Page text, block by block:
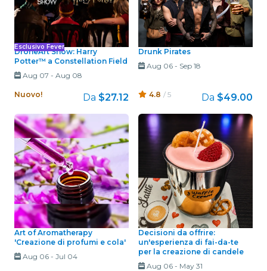
Esclusivo Fever
DroneArt Show: Harry
Potter™ a Constellation Field
Aug 07 - Aug 08
Nuovo! Da $27.12
Drunk Pirates
Aug 06- Sep 18
4.8 / 5 Da $49.00
Art of Aromatherapy
'Creazione di profumi e cola'
Aug 06- Jul 04
Decisioni da offrire:
un'esperienza di fai-da-te
per la creazione di candele
Aug 06- May 31